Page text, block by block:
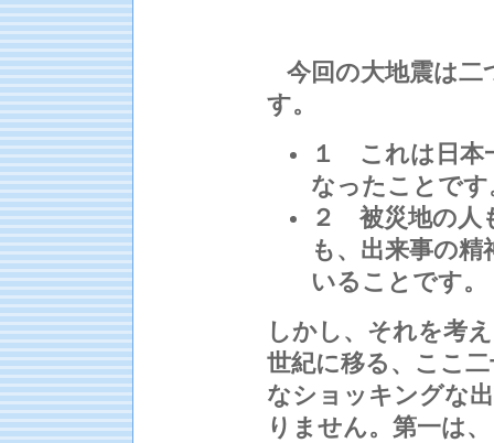
今回の大地震は二
す。
１ これは日本
なったことです
２ 被災地の人
も、出来事の
いることです。
しかし、それを考
世紀に移る、ここ
なショッキングな
りません。第一は